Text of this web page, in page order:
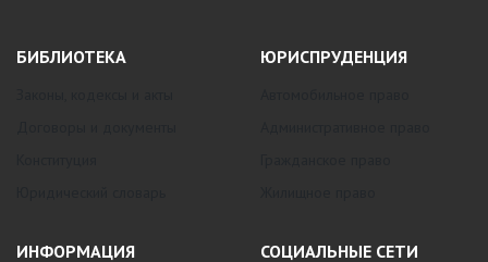
БИБЛИОТЕКА ЮРИСПРУДЕНЦИЯ
ИНФОРМАЦИЯ СОЦИАЛЬНЫЕ СЕТИ